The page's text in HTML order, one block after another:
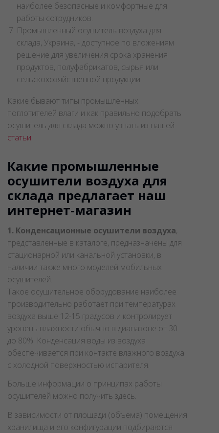
наиболее безопасные и комфортные для
работы сотрудников.
Промышленный осушитель воздуха для
склада, Украина, - доступное по вложениям
решение для увеличения срока хранения
продуктов, полуфабрикатов, сырья или
сельскохозяйственной продукции.
Какие бывают типы промышленных
поглотителей влаги и как правильно подобрать
осушитель для склада можно узнать из нашей
статьи.
Какие промышленные
осушители воздуха для
склада предлагает наш
интернет-магазин
1. Конденсационные осушители воздуха,
представленные в каталоге, предназначены для
стационарной или канальной установки, в
наличии также много моделей мобильных
осушителей.
Такое осушительное оборудование наиболее
производительно работает при температурах
воздуха выше 12-15 градусов и контролирует
уровень влажности обычно в диапазоне от 30
до 80%. Конденсация воды из воздуха
обеспечивается при контакте влажного воздуха
с холодной поверхностью испарителя.
Больше информации о принципах работы
осушителей можно получить здесь.
В зависимости от площади (объема) помещения
хранилища и его конфигурации подбираются